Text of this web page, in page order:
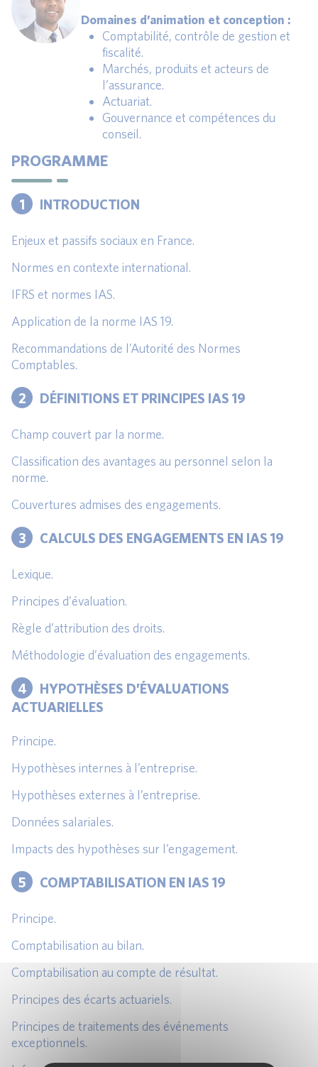
Domaines d’animation et conception :
Comptabilité, contrôle de gestion et
fiscalité.
Marchés, produits et acteurs de
l’assurance.
Actuariat.
Gouvernance et compétences du
conseil.
PROGRAMME
1 INTRODUCTION
Enjeux et passifs sociaux en France.
Normes en contexte international.
IFRS et normes IAS.
Application de la norme IAS 19.
Recommandations de l’Autorité des Normes
Comptables.
2 DÉFINITIONS ET PRINCIPES IAS 19
Champ couvert par la norme.
Classification des avantages au personnel selon la
norme.
Couvertures admises des engagements.
3 CALCULS DES ENGAGEMENTS EN IAS 19
Lexique.
Principes d’évaluation.
Règle d’attribution des droits.
Méthodologie d’évaluation des engagements.
4
HYPOTHÈSES D’ÉVALUATIONS
ACTUARIELLES
Principe.
Hypothèses internes à l’entreprise.
Hypothèses externes à l’entreprise.
Données salariales.
Impacts des hypothèses sur l’engagement.
5 COMPTABILISATION EN IAS 19
Principe.
Comptabilisation au bilan.
Comptabilisation au compte de résultat.
Principes des écarts actuariels.
Principes de traitements des événements
exceptionnels.